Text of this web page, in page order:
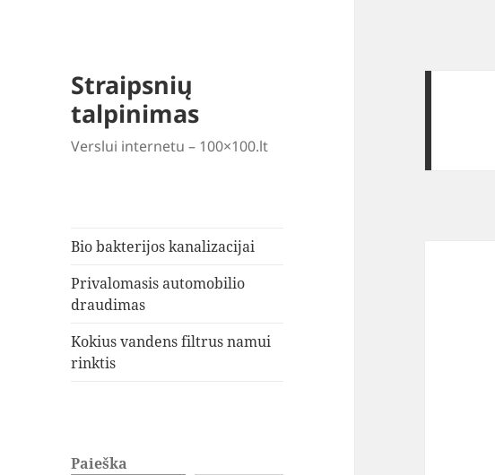
Straipsnių
talpinimas
Verslui internetu – 100×100.lt
Bio bakterijos kanalizacijai
Privalomasis automobilio
draudimas
Kokius vandens filtrus namui
rinktis
Paieška